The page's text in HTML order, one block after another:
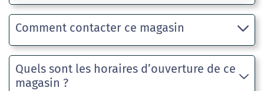
Comment contacter ce magasin
Quels sont les horaires d’ouverture de ce
magasin ?